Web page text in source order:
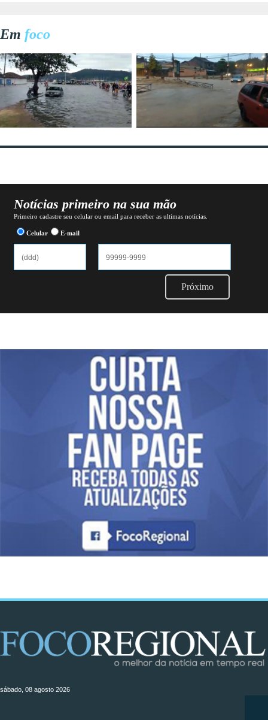
Em foco
Notícias primeiro na sua mão
Primeiro cadastre seu celular ou email para receber as ultimas notícias.
Celular E-mail
Próximo
sábado, 08 agosto 2026